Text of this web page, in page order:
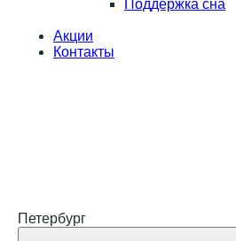
Поддержка сна
Акции
Контакты
Петербург